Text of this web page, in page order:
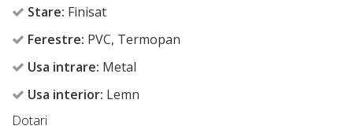
Stare: Finisat
Ferestre: PVC, Termopan
Usa intrare: Metal
Usa interior: Lemn
Dotari